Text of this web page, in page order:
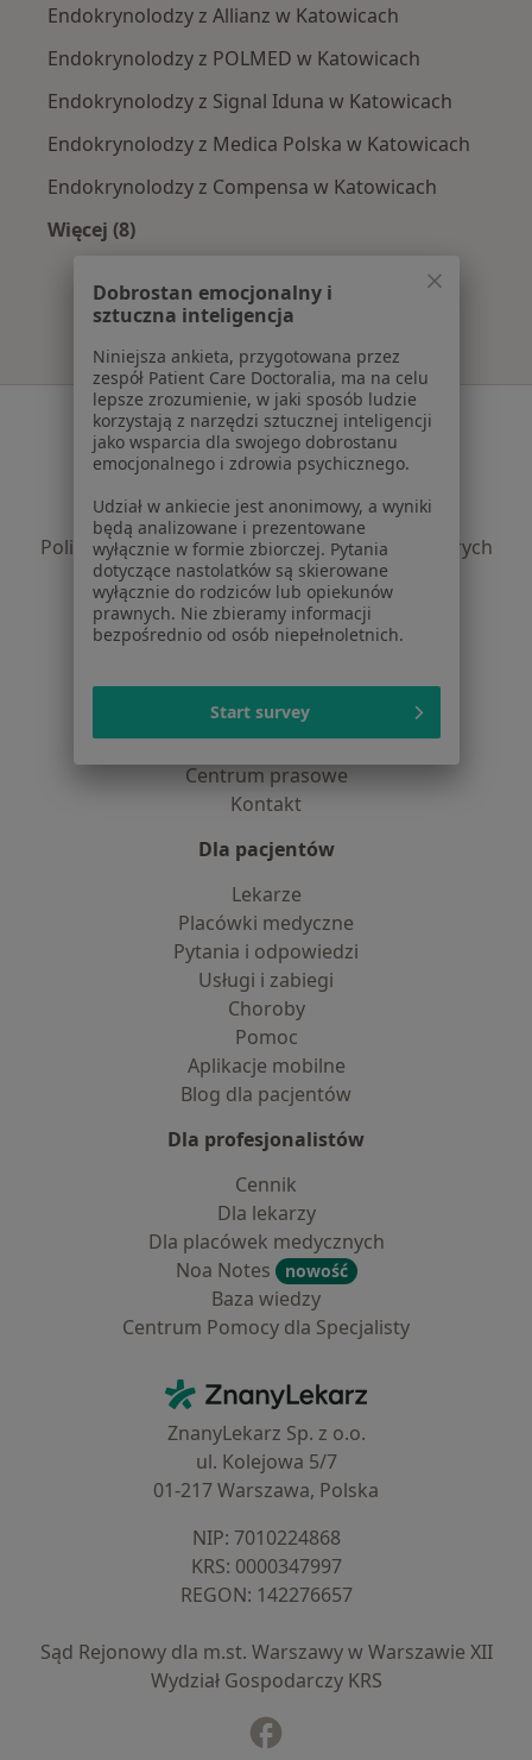
Endokrynolodzy z Allianz w Katowicach
Endokrynolodzy z POLMED w Katowicach
Endokrynolodzy z Signal Iduna w Katowicach
Endokrynolodzy z Medica Polska w Katowicach
Endokrynolodzy z Compensa w Katowicach
Więcej (8)
Serwis
Regulamin
Polityka prywatności profesjonalistów
Polityka prywatności dla profesjonalistów, których
dane pozyskaliśmy samodzielnie
Polityka cookies
Jak działają wyniki wyszukiwania
O nas
Praca Rekrutujemy!
Partnerzy
Centrum prasowe
Kontakt
Dla pacjentów
Lekarze
Placówki medyczne
Pytania i odpowiedzi
Usługi i zabiegi
Choroby
Pomoc
Aplikacje mobilne
Blog dla pacjentów
Dla profesjonalistów
Cennik
Dla lekarzy
Dla placówek medycznych
Noa Notes
nowość
Baza wiedzy
Centrum Pomocy dla Specjalisty
ZnanyLekarz - Strona główna
ZnanyLekarz Sp. z o.o.
ul. Kolejowa 5/7
01-217 Warszawa, Polska
NIP: ⁠7010224868
KRS: ⁠0000347997
REGON: ⁠142276657
Sąd Rejonowy dla m.st. Warszawy w Warszawie XII
Wydział Gospodarczy KRS
Dobrostan emocjonalny i
sztuczna inteligencja
Niniejsza ankieta, przygotowana przez
zespół Patient Care Doctoralia, ma na celu
lepsze zrozumienie, w jaki sposób ludzie
korzystają z narzędzi sztucznej inteligencji
jako wsparcia dla swojego dobrostanu
emocjonalnego i zdrowia psychicznego.
Udział w ankiecie jest anonimowy, a wyniki
będą analizowane i prezentowane
wyłącznie w formie zbiorczej. Pytania
dotyczące nastolatków są skierowane
wyłącznie do rodziców lub opiekunów
prawnych. Nie zbieramy informacji
bezpośrednio od osób niepełnoletnich.
Start survey